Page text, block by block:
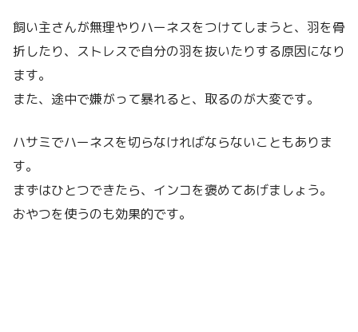
飼い主さんが無理やりハーネスをつけてしまうと、羽を骨
折したり、ストレスで自分の羽を抜いたりする原因になり
ます。
また、途中で嫌がって暴れると、取るのが大変です。
ハサミでハーネスを切らなければならないこともありま
す。
まずはひとつできたら、インコを褒めてあげましょう。
おやつを使うのも効果的です。